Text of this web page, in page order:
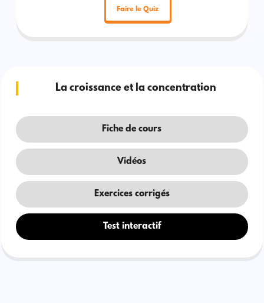
Faire le Quiz
La croissance et la concentration
Fiche de cours
Vidéos
Exercices corrigés
Test interactif